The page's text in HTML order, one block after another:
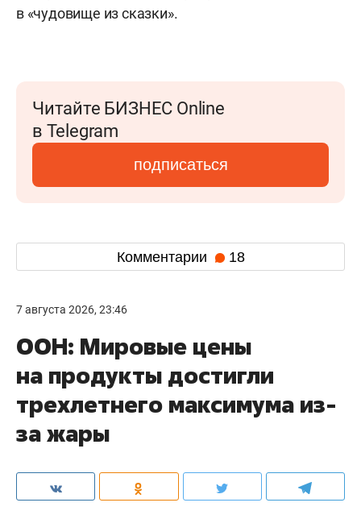
в «чудовище из сказки».
Читайте БИЗНЕС Online
в Telegram
подписаться
Комментарии 18
7 августа 2026, 23:46
ООН: Мировые цены
на продукты достигли
трехлетнего максимума из-
за жары